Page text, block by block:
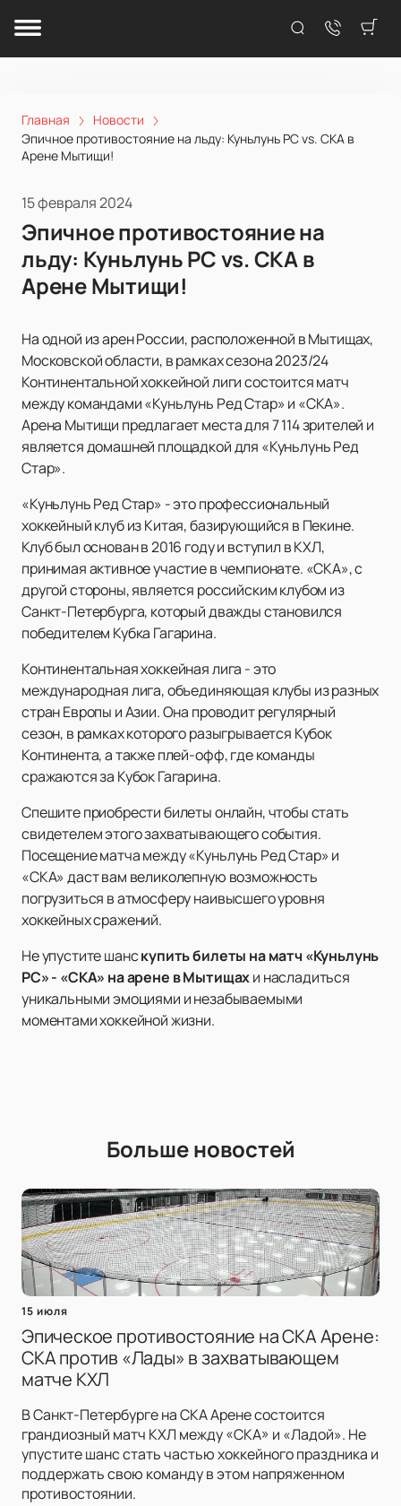
Главная
Новости
Эпичное противостояние на льду: Куньлунь РС vs. СКА в
Арене Мытищи!
15 февраля 2024
Эпичное противостояние на
льду: Куньлунь РС vs. СКА в
Арене Мытищи!
На одной из арен России, расположенной в Мытищах,
Московской области, в рамках сезона 2023/24
Континентальной хоккейной лиги состоится матч
между командами «Куньлунь Ред Стар» и «СКА».
Арена Мытищи предлагает места для 7 114 зрителей и
является домашней площадкой для «Куньлунь Ред
Стар».
«Куньлунь Ред Стар» - это профессиональный
хоккейный клуб из Китая, базирующийся в Пекине.
Клуб был основан в 2016 году и вступил в КХЛ,
принимая активное участие в чемпионате. «СКА», с
другой стороны, является российским клубом из
Санкт-Петербурга, который дважды становился
победителем Кубка Гагарина.
Континентальная хоккейная лига - это
международная лига, объединяющая клубы из разных
стран Европы и Азии. Она проводит регулярный
сезон, в рамках которого разыгрывается Кубок
Континента, а также плей-офф, где команды
сражаются за Кубок Гагарина.
Спешите приобрести билеты онлайн, чтобы стать
свидетелем этого захватывающего события.
Посещение матча между «Куньлунь Ред Стар» и
«СКА» даст вам великолепную возможность
погрузиться в атмосферу наивысшего уровня
хоккейных сражений.
Не упустите шанскупить билеты на матч «Куньлунь
РС» - «СКА» на арене в Мытищахи насладиться
уникальными эмоциями и незабываемыми
моментами хоккейной жизни.
Больше новостей
15 июля
Эпическое противостояние на СКА Арене:
СКА против «Лады» в захватывающем
матче КХЛ
В Санкт-Петербурге на СКА Арене состоится
грандиозный матч КХЛ между «СКА» и «Ладой». Не
упустите шанс стать частью хоккейного праздника и
поддержать свою команду в этом напряженном
противостоянии.